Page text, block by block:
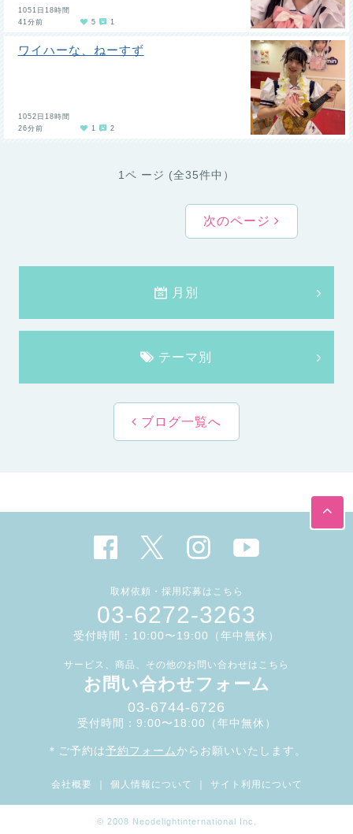
1051日18時間
41分前
5 1
ワイハーな、ねーすず
1052日18時間
26分前
1 2
1ペ ージ (全35件中）
次のページ
月別
テーマ別
ブログ一覧へ
取材依頼・採用応募はこちら
03-6272-3263
受付時間：10:00〜19:00（年中無休）
サービス、商品、その他のお問い合わせはこちら
お問い合わせフォーム
03-6744-6726
受付時間：9:00〜18:00（年中無休）
＊ご予約は予約フォーム からお願いいたします。
会社概要 ｜ 個人情報について ｜ サイト利用について
© 2008 Neodelightinternational Inc.